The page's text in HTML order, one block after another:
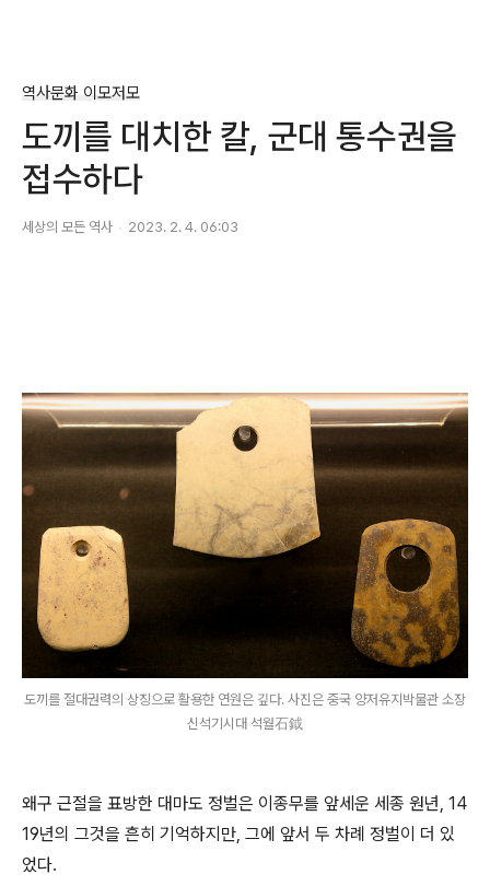
역사문화 이모저모
도끼를 대치한 칼, 군대 통수권을
접수하다
세상의 모든 역사 2023. 2. 4. 06:03
도끼를 절대권력의 상징으로 활용한 연원은 깊다. 사진은 중국 양저유지박물관 소장
신석기시대 석월石鉞
왜구 근절을 표방한 대마도 정벌은 이종무를 앞세운 세종 원년, 14
19년의 그것을 흔히 기억하지만, 그에 앞서 두 차례 정벌이 더 있
었다.